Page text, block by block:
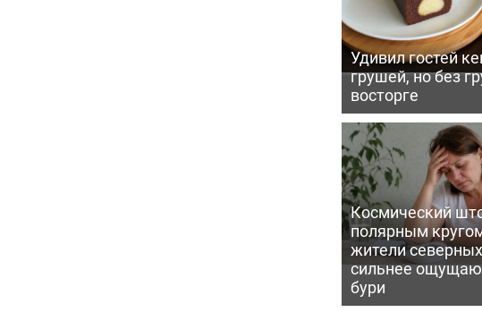
Удивил гостей
грушей, но без
восторге
Космический
полярным
жители
сильнее
бури